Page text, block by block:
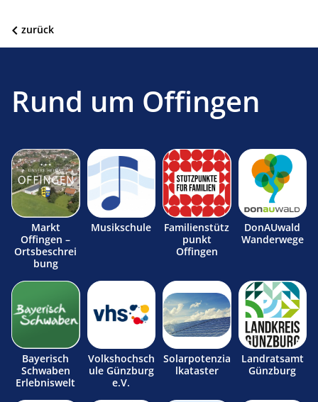
zurück
Rund um Offingen
Markt
Offingen –
Ortsbeschrei
bung
Musikschule
Familienstütz
punkt
Offingen
DonAUwald
Wanderwege
Bayerisch
Schwaben
Erlebniswelt
Volkshochsch
ule Günzburg
e.V.
Solarpotenzia
lkataster
Landratsamt
Günzburg